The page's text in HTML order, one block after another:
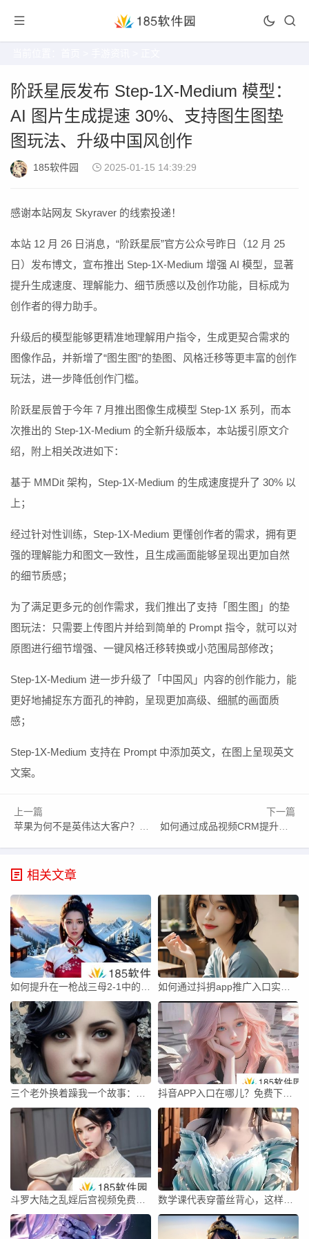
阶跃星辰发布 Step-1X-Medium 模型：
AI 图片生成提速 30%、支持图生图垫
图玩法、升级中国风创作
185软件园 2025-01-15 14:39:29
感谢本站网友 Skyraver 的线索投递！
本站 12 月 26 日消息，“阶跃星辰”官方公众号昨日（12 月 25
日）发布博文，宣布推出 Step-1X-Medium 增强 AI 模型，显著
提升生成速度、理解能力、细节质感以及创作功能，目标成为
创作者的得力助手。
升级后的模型能够更精准地理解用户指令，生成更契合需求的
图像作品，并新增了“图生图”的垫图、风格迁移等更丰富的创作
玩法，进一步降低创作门槛。
阶跃星辰曾于今年 7 月推出图像生成模型 Step-1X 系列，而本
次推出的 Step-1X-Medium 的全新升级版本，本站援引原文介
绍，附上相关改进如下：
基于 MMDit 架构，Step-1X-Medium 的生成速度提升了 30% 以
上；
经过针对性训练，Step-1X-Medium 更懂创作者的需求，拥有更
强的理解能力和图文一致性，且生成画面能够呈现出更加自然
的细节质感；
为了满足更多元的创作需求，我们推出了支持「图生图」的垫
图玩法：只需要上传图片并给到简单的 Prompt 指令，就可以对
原图进行细节增强、一键风格迁移转换或小范围局部修改；
Step-1X-Medium 进一步升级了「中国风」内容的创作能力，能
更好地捕捉东方面孔的神韵，呈现更加高级、细腻的画面质
感；
Step-1X-Medium 支持在 Prompt 中添加英文，在图上呈现英文
文案。
上一篇
苹果为何不是英伟达大客户？历史恩怨与自主芯片战略交织
下一篇
如何通过成品视频CRM提升视频创作效率与客户互动？
相关文章